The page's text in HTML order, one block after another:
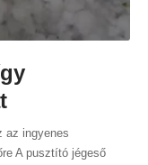
az ingyenes
A pusztító jégeső